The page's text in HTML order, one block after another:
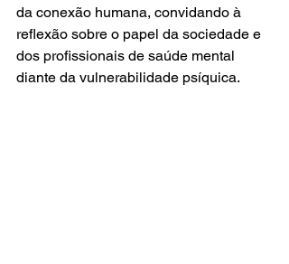
da conexão humana, convidando à
reflexão sobre o papel da sociedade e
dos profissionais de saúde mental
diante da vulnerabilidade psíquica.